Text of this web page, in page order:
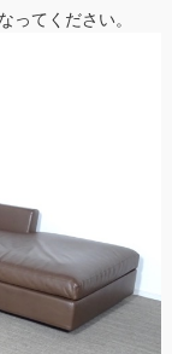
てください。